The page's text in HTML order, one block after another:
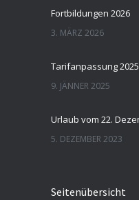
Fortbildungen 2026
3. MÄRZ 2026
Tarifanpassung 2025
9. JÄNNER 2025
5. DEZEMBER 2023
Seitenübersicht